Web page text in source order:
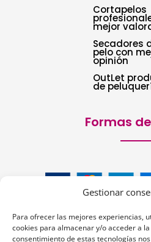
Gestionar
Para ofrecer las mejores experiencias,
cookies para almacenar y/o acceder a
consentimiento de estas tecnologías
Cortapelos
mejor
Secadores
pelo con
opinión
OutLet
de
Formas